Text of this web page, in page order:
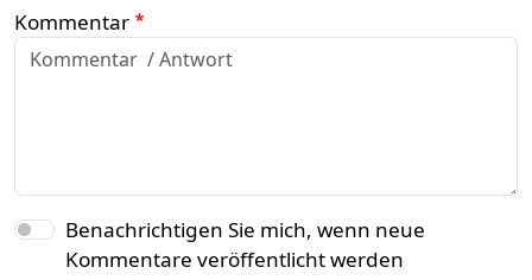
Kommentar
Benachrichtigen Sie mich, wenn neue
Kommentare veröffentlicht werden